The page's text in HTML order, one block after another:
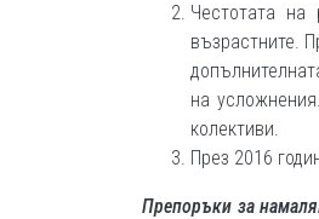
Честотата на
възрастните.
на
колективи.
През 2016
Препоръки за